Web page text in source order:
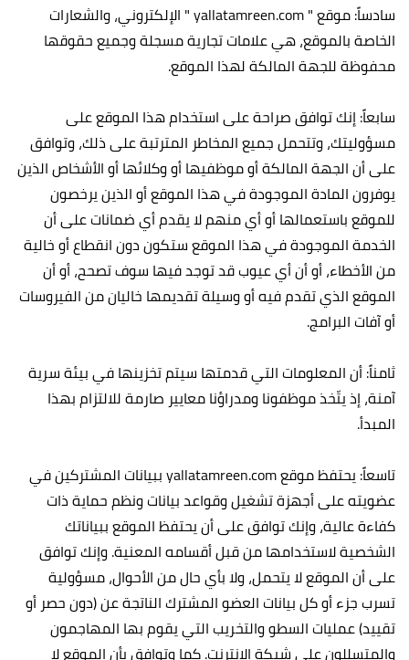
سادساً: موقع " yallatamreen.com " الإلكتروني، والشعارات
الخاصة بالموقع، هي علامات تجارية مسجلة وجميع حقوقها
محفوظة للجهة المالكة لهذا الموقع.
سابعاً: إنك توافق صراحة على استخدام هذا الموقع على
مسؤوليتك، وتتحمل جميع المخاطر المترتبة على ذلك، وتوافق
على أن الجهة المالكة أو موظفيها أو وكلائها أو الأشخاص الذين
يوفرون المادة الموجودة في هذا الموقع أو الذين يرخصون
للموقع باستعمالها أو أي منهم لا يقدم أي ضمانات على أن
الخدمة الموجودة في هذا الموقع ستكون دون انقطاع أو خالية
من الأخطاء، أو أن أي عيوب قد توجد فيها سوف تصحح، أو أن
الموقع الذي تقدم فيه أو وسيلة تقديمها خاليان من الفيروسات
أو آفات البرامج.
ثامناً: أن المعلومات التي قدمتها سيتم تخزينها في بيئة سرية
آمنة، إذ يتّخذ موظفونا ومدراؤنا معايير صارمة للالتزام بهذا
المبدأ.‏
تاسعاً: يحتفظ موقع yallatamreen.com ببيانات المشتركين في
عضويته على أجهزة تشغيل وقواعد بيانات ونظم حماية ذات
كفاءة عالية، وإنك توافق على أن يحتفظ الموقع ببياناتك
الشخصية لاستخدامها من قبل أقسامه المعنية. وإنك توافق
على أن الموقع لا يتحمل، ولا بأي حال من الأحوال، مسؤولية
تسرب جزء أو كل بيانات العضو المشترك الناتجة عن (دون حصر أو
تقييد) عمليات السطو والتخريب التي يقوم بها المهاجمون
والمتسللون على شبكة الإنترنت. كما وتوافق بأن الموقع لا